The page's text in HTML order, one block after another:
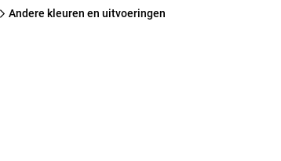
Andere kleuren en uitvoeringen